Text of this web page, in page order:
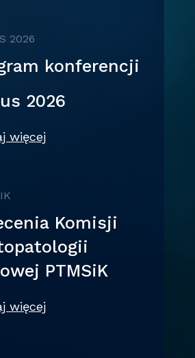
2026
konferencji
2026
więcej
Komisji
PTMSiK
więcej